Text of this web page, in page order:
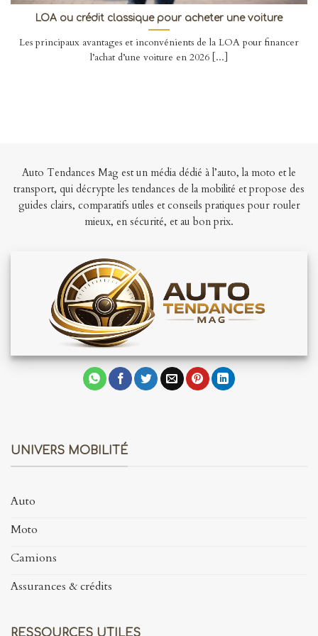
LOA ou crédit classique pour acheter une voiture
Les principaux avantages et inconvénients de la LOA pour financer
l’achat d’une voiture en 2026 [...]
Auto Tendances Mag est un média dédié à l’auto, la moto et le
transport, qui décrypte les tendances de la mobilité et propose des
guides clairs, comparatifs utiles et conseils pratiques pour rouler
mieux, en sécurité, et au bon prix.
UNIVERS MOBILITÉ
Auto
Moto
Camions
Assurances & crédits
RESSOURCES UTILES